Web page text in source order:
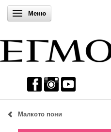
Включи навигацията
Меню
Малкото пони